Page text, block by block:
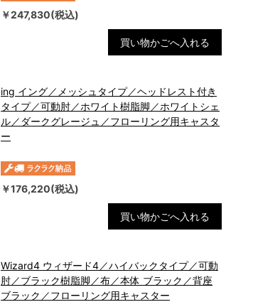
￥247,830(税込)
買い物かごへ入れる
ing イング／メッシュタイプ／ヘッドレスト付き
タイプ／可動肘／ホワイト樹脂脚／ホワイトシェ
ル／ダークグレージュ／フローリング用キャスタ
ー
￥176,220(税込)
買い物かごへ入れる
Wizard4 ウィザード4／ハイバックタイプ／可動
肘／ブラック樹脂脚／布／本体 ブラック／背座
ブラック／フローリング用キャスター